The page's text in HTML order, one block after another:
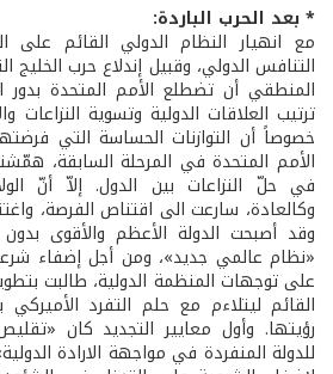
* بعد الحرب الباردة:
مع انهيار النظام الدولي القائم على
المنطقي أن تضطلع الأمم المتحدة بدور
ترتيب العلاقات الدولية وتسوية النزاعات
خصوصاً أن التوازنات الحساسة التي
الأمم المتحدة في المرحلة السابقة،
في حلّ النزاعات بين الدول. إلاّ أنّ
وكالعادة، سارعت الى اقتناص الفرصة،
وقد أصبحت الدولة الأعظم والأقوى
«نظام عالمي جديد»، ومن أجل إضفاء
على توجهات المنظمة الدولية، طالبت
القائم ليتلاءم مع حلم التفرد
رؤيتها. وأول معايير التجديد كان
للدولة المنفردة في مواجهة الارادة